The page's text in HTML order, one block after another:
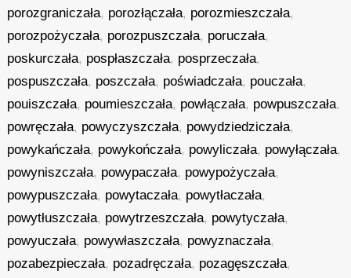
porozgraniczała, porozłączała, porozmieszczała,
porozpożyczała, porozpuszczała, poruczała,
poskurczała, pospłaszczała, posprzeczała,
pospuszczała, poszczała, poświadczała, pouczała,
pouiszczała, poumieszczała, powłączała, powpuszczała,
powręczała, powyczyszczała, powydziedziczała,
powykańczała, powykończała, powyliczała, powyłączała,
powyniszczała, powypaczała, powypożyczała,
powypuszczała, powytaczała, powytłaczała,
powytłuszczała, powytrzeszczała, powytyczała,
powyuczała, powywłaszczała, powyznaczała,
pozabezpieczała, pozadręczała, pozagęszczała,